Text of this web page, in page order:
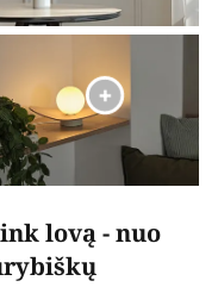
lovą - nuo